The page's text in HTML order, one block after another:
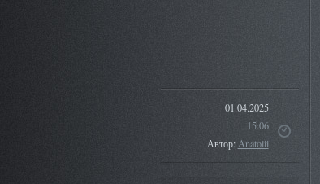
01.04.2025
15:06
Автор:Anatolii